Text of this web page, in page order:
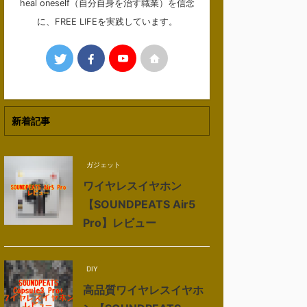
heal oneself（自分自身を治す職業）を信念
に、FREE LIFEを実践しています。
新着記事
ガジェット
ワイヤレスイヤホン
【SOUNDPEATS Air5
Pro】レビュー
DIY
高品質ワイヤレスイヤホ